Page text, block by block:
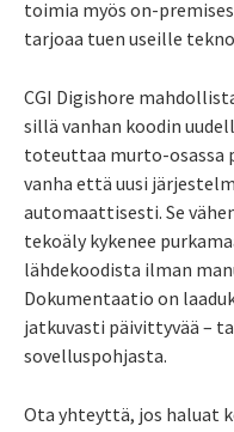
toimia myös on-
tarjoaa tuen useille
CGI Digishore
sillä vanhan koodin
toteuttaa murto-osassa
vanha että uusi
automaattisesti. Se
tekoäly kykenee
lähdekoodista ilman
Dokumentaatio on
jatkuvasti päivittyvää –
sovelluspohjasta.
Ota yhteyttä, jos haluat